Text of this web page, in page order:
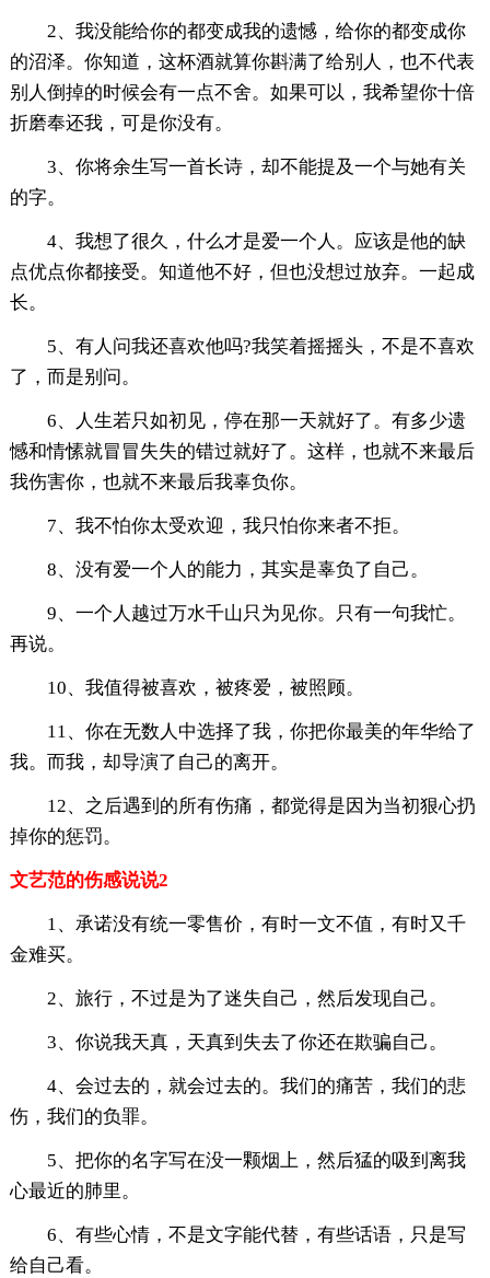
2、我没能给你的都变成我的遗憾，给你的都变成你
的沼泽。你知道，这杯酒就算你斟满了给别人，也不代表
别人倒掉的时候会有一点不舍。如果可以，我希望你十倍
折磨奉还我，可是你没有。
3、你将余生写一首长诗，却不能提及一个与她有关
的字。
4、我想了很久，什么才是爱一个人。应该是他的缺
点优点你都接受。知道他不好，但也没想过放弃。一起成
长。
5、有人问我还喜欢他吗?我笑着摇摇头，不是不喜欢
了，而是别问。
6、人生若只如初见，停在那一天就好了。有多少遗
憾和情愫就冒冒失失的错过就好了。这样，也就不来最后
我伤害你，也就不来最后我辜负你。
7、我不怕你太受欢迎，我只怕你来者不拒。
8、没有爱一个人的能力，其实是辜负了自己。
9、一个人越过万水千山只为见你。只有一句我忙。
再说。
10、我值得被喜欢，被疼爱，被照顾。
11、你在无数人中选择了我，你把你最美的年华给了
我。而我，却导演了自己的离开。
12、之后遇到的所有伤痛，都觉得是因为当初狠心扔
掉你的惩罚。
文艺范的伤感说说2
1、承诺没有统一零售价，有时一文不值，有时又千
金难买。
2、旅行，不过是为了迷失自己，然后发现自己。
3、你说我天真，天真到失去了你还在欺骗自己。
4、会过去的，就会过去的。我们的痛苦，我们的悲
伤，我们的负罪。
5、把你的名字写在没一颗烟上，然后猛的吸到离我
心最近的肺里。
6、有些心情，不是文字能代替，有些话语，只是写
给自己看。